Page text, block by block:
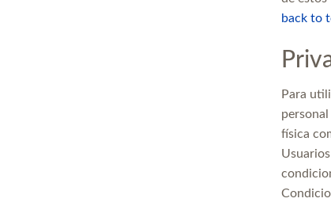
back to
Para
física